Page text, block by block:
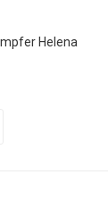
Helena